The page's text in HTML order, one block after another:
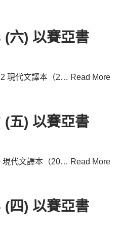
六) 以賽亞書
現代文譯本（2… Read More
五) 以賽亞書
現代文譯本（20… Read More
四) 以賽亞書